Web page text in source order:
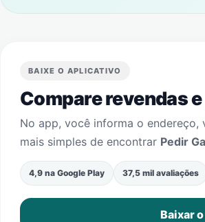
BAIXE O APLICATIVO
Compare revendas
No app, você informa o endereço,
mais simples de encontrar Pedir
4,9 na Google Play 37,5 mil avaliações
Baixar